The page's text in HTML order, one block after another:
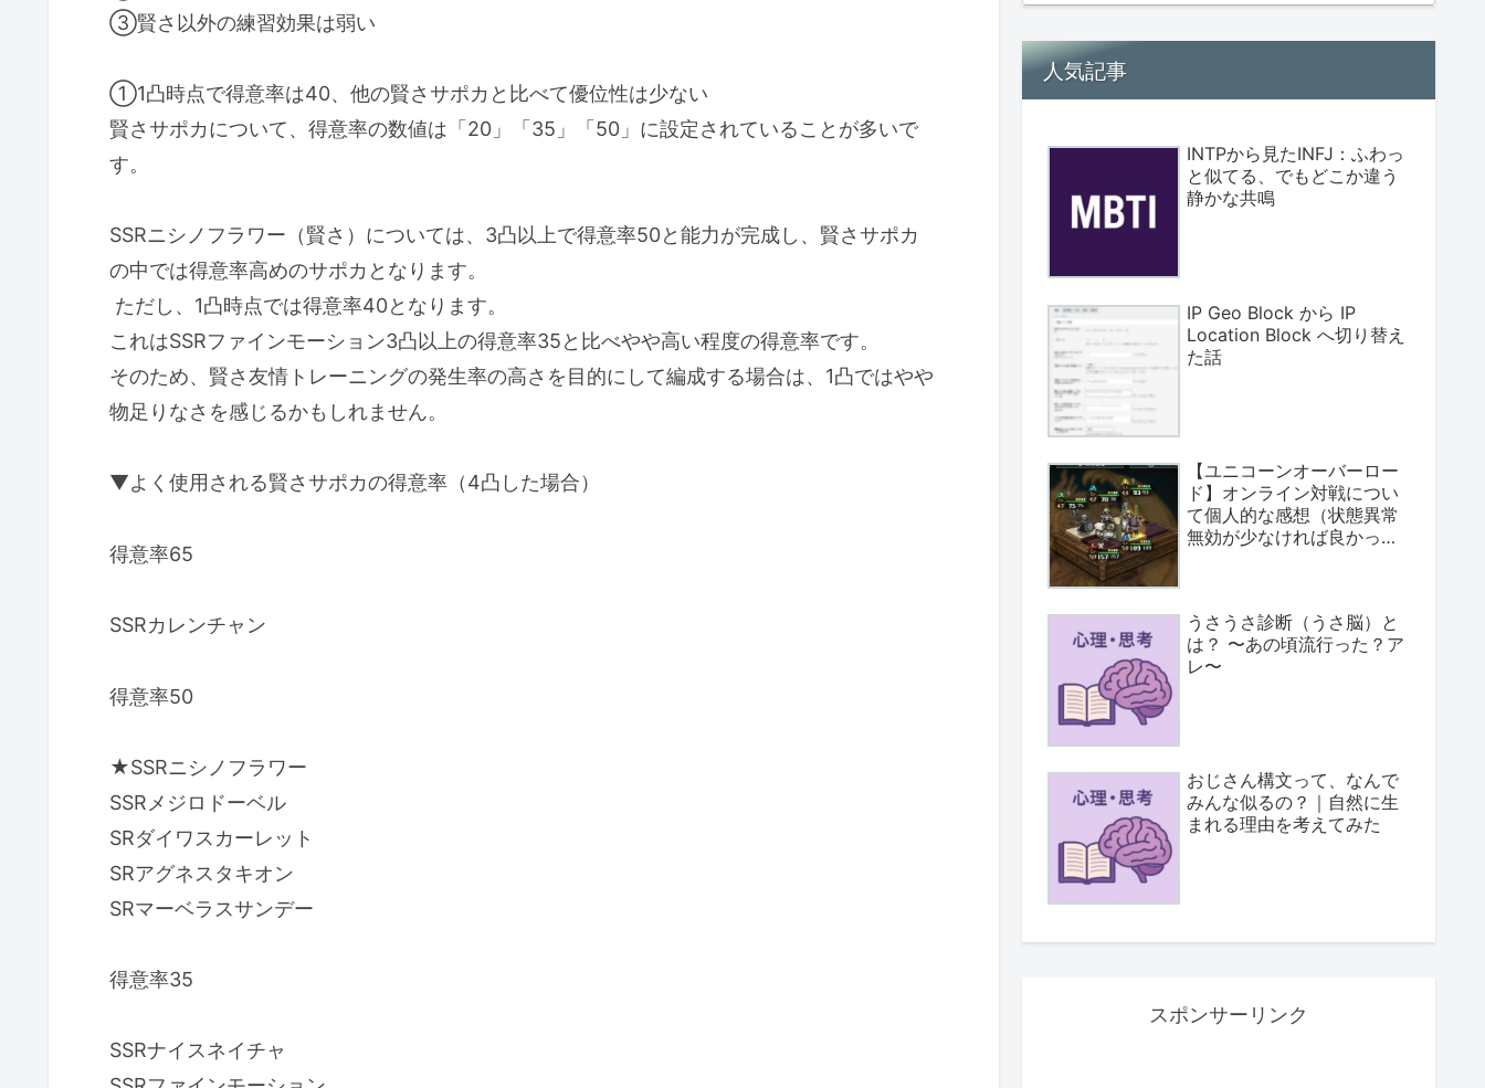
③賢さ以外の練習効果は弱い
①1凸時点で得意率は40、他の賢さサポカと比べて優位性は少ない
賢さサポカについて、得意率の数値は「20」「35」「50」に設定されていることが多いで
す。
SSRニシノフラワー（賢さ）については、3凸以上で得意率50と能力が完成し、賢さサポカ
の中では得意率高めのサポカとなります。
ただし、1凸時点では得意率40となります。
これはSSRファインモーション3凸以上の得意率35と比べやや高い程度の得意率です。
そのため、賢さ友情トレーニングの発生率の高さを目的にして編成する場合は、1凸ではやや
物足りなさを感じるかもしれません。
▼よく使用される賢さサポカの得意率（4凸した場合）
得意率65
SSRカレンチャン
得意率50
★SSRニシノフラワー
SSRメジロドーベル
SRダイワスカーレット
SRアグネスタキオン
SRマーベラスサンデー
得意率35
SSRナイスネイチャ
人気記事
INTPから見たINFJ：ふわっ
と似てる、でもどこか違う
静かな共鳴
IP Geo Block から IP
Location Block へ切り替え
た話
【ユニコーンオーバーロー
ド】オンライン対戦につい
て個人的な感想（状態異常
無効が少なければ良かっ
うさうさ診断（うさ脳）と
は？ 〜あの頃流行った？ア
レ〜
おじさん構文って、なんで
みんな似るの？｜自然に生
まれる理由を考えてみた
スポンサーリンク